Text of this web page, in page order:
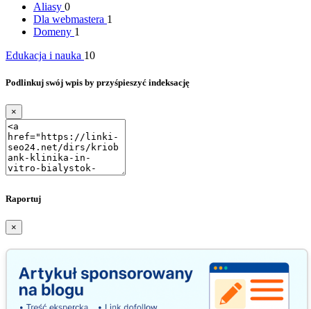
Aliasy 0
Dla webmastera 1
Domeny 1
Edukacja i nauka 10
Podlinkuj swój wpis by przyśpieszyć indeksację
×
Raportuj
×